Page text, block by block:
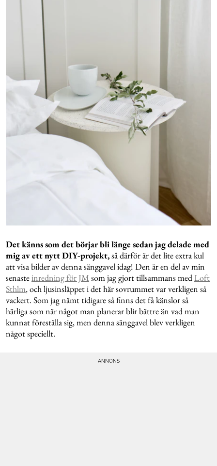
Det känns som det börjar bli länge sedan jag delade med
mig av ett nytt DIY-projekt,så därför är det lite extra kul
att visa bilder av denna sänggavel idag! Den är en del av min
senasteinredning för JMsom jag gjort tillsammans medLoft
Sthlm, och ljusinsläppet i det här sovrummet var verkligen så
vackert. Som jag nämt tidigare så finns det få känslor så
härliga som när något man planerar blir bättre än vad man
kunnat föreställa sig, men denna sänggavel blev verkligen
något speciellt.